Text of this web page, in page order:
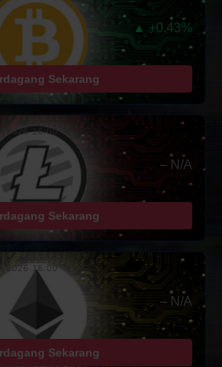
▲ +0.43%
Sekarang
2026 16:00
– N/A
Sekarang
2026 16:00
– N/A
Sekarang